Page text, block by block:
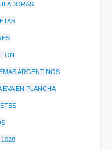
ARGENTINOS
EVA EN PLANCHA
1028